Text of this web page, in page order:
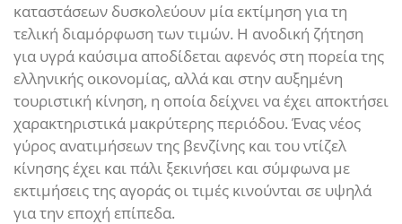
καταστάσεων δυσκολεύουν μία εκτίμηση για τη
τελική διαμόρφωση των τιμών. Η ανοδική ζήτηση
για υγρά καύσιμα αποδίδεται αφενός στη πορεία της
ελληνικής οικονομίας, αλλά και στην αυξημένη
τουριστική κίνηση, η οποία δείχνει να έχει αποκτήσει
χαρακτηριστικά μακρύτερης περιόδου. Ένας νέος
γύρος ανατιμήσεων της βενζίνης και του ντίζελ
κίνησης έχει και πάλι ξεκινήσει και σύμφωνα με
εκτιμήσεις της αγοράς οι τιμές κινούνται σε υψηλά
για την εποχή επίπεδα.